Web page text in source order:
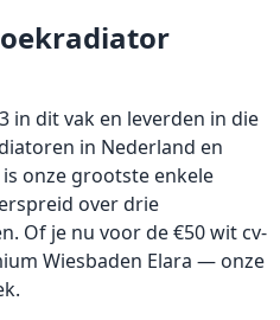
in dit vak en leverden in die
in Nederland en
onze grootste enkele
over drie
Of je nu voor de €50 wit cv-
Wiesbaden Elara — onze